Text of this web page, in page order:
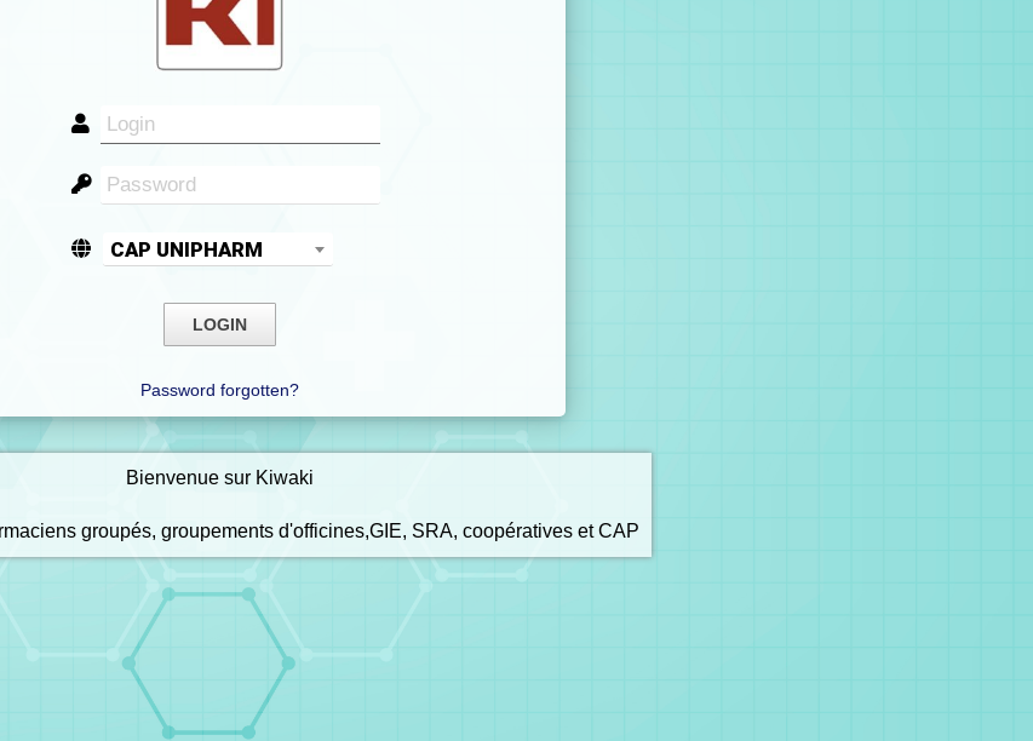
CAP UNIPHARM
Password forgotten?
Bienvenue sur Kiwaki
groupés, groupements d'officines,GIE, SRA, coopératives et CAP